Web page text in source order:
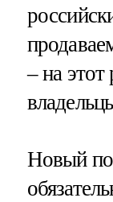
– на этот
Новый